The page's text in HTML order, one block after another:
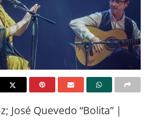
José Quevedo “Bolita” |